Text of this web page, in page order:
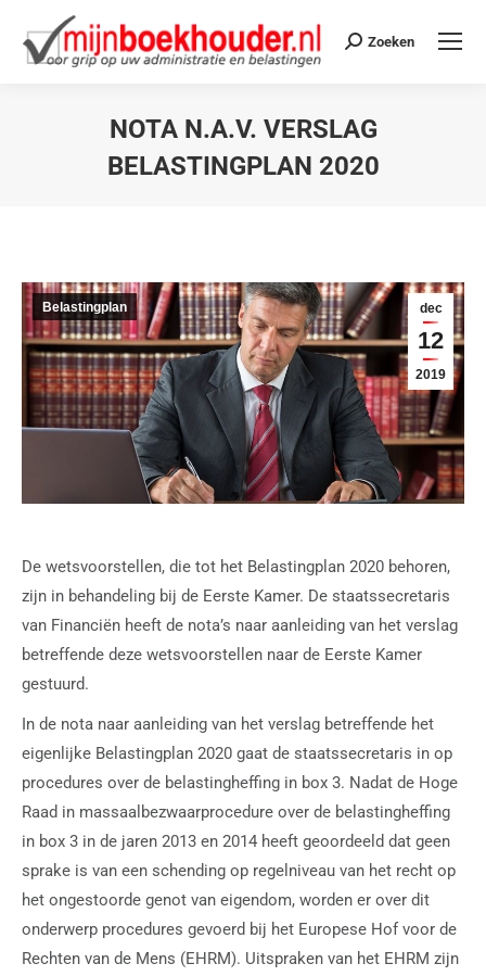
Zoeken
NOTA N.A.V. VERSLAG
BELASTINGPLAN 2020
dec
12
2019
Belastingplan
De wetsvoorstellen, die tot het Belastingplan 2020 behoren,
zijn in behandeling bij de Eerste Kamer. De staatssecretaris
van Financiën heeft de nota’s naar aanleiding van het verslag
betreffende deze wetsvoorstellen naar de Eerste Kamer
gestuurd.
In de nota naar aanleiding van het verslag betreffende het
eigenlijke Belastingplan 2020 gaat de staatssecretaris in op
procedures over de belastingheffing in box 3. Nadat de Hoge
Raad in massaalbezwaarprocedure over de belastingheffing
in box 3 in de jaren 2013 en 2014 heeft geoordeeld dat geen
sprake is van een schending op regelniveau van het recht op
het ongestoorde genot van eigendom, worden er over dit
onderwerp procedures gevoerd bij het Europese Hof voor de
Rechten van de Mens (EHRM). Uitspraken van het EHRM zijn